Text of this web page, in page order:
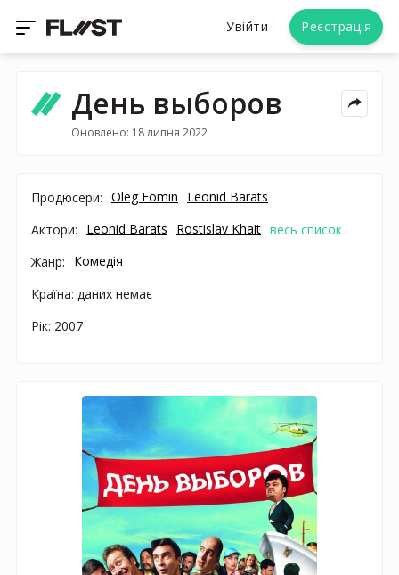
Увійти Реєстрація
День выборов
Оновлено: 18 липня 2022
Продюсери: Oleg Fomin
Leonid Barats
Актори:
Leonid Barats Rostislav Khait весь список
Жанр:
Комедія
Країна: даних немає
Рік: 2007